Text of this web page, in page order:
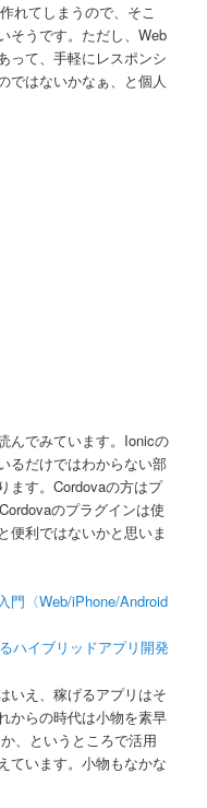
れてしまうので、そこ
そうです。ただし、Web
って、手軽にレスポンシ
ではないかなぁ、と個人
んでみています。Ionicの
るだけではわからない部
ます。Cordovaの方はプ
のプラグインは使
便利ではないかと思いま
門〈Web/iPhone/Android
ハイブリッドアプリ開発
いえ、稼げるアプリはそ
からの時代は小物を素早
、というところで活用
ています。小物もなかな